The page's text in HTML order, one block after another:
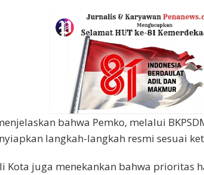
bahwa Pemko, melalui
langkah-langkah resmi sesuai
Kota juga menekankan bahwa prioritas